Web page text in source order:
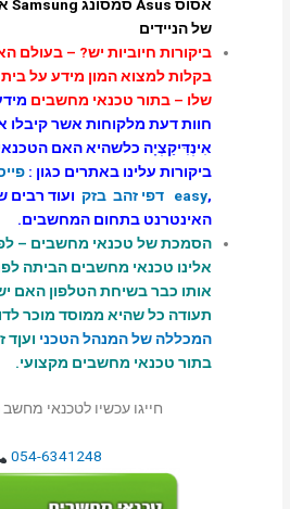
סמסונג SamsungאפלApple
חיוביות יש? – בעולם האינטרנט
למצוא המון מידע על בית העסק ועל
– בתור טכנאי מחשביםמידע כזה יעזור
דעת מלקוחות אשר קיבלו את השירות
כלשהיא האם הטכנאי אמין, ניתן
עלינו באתרים כגון :פייסבוק ,
google
דפי זהב בזק
ועוד רבים של מקורות
בתחום המחשבים.
של טכנאי מחשבים – לפני שאנו נמהר
טכנאי מחשבים הביתה לפתרון הביעה,
כבר בשיחת הטלפון האם יש ברשותו
כל שהיא ממוסד מוכרלדוגמא מכללת
של המנהל הטכניועןד זאת שתעיד על
טכנאי מחשבים מקצועי.
חייגו עכשיו לטכנאי מחשב נייד מוסמך